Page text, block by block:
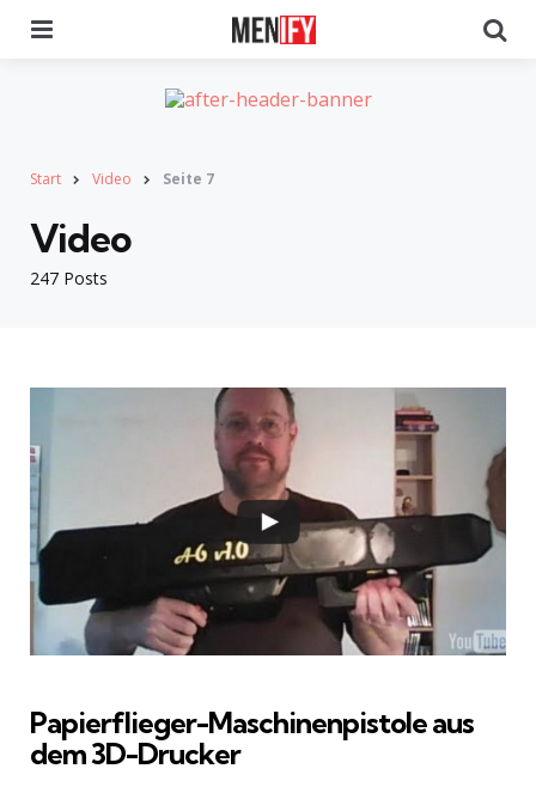
Start Video Seite 7
247 Posts
Video
Papierflieger-Maschinenpistole aus
dem 3D-Drucker